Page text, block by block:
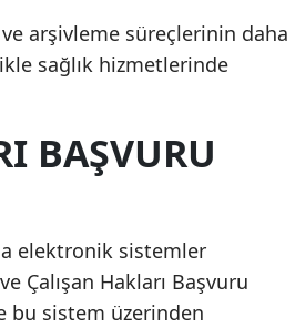
arşivleme süreçlerinin daha
sağlık hizmetlerinde
BAŞVURU
elektronik sistemler
Çalışan Hakları Başvuru
bu sistem üzerinden